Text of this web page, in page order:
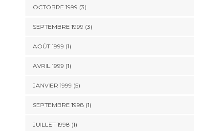
OCTOBRE 1999 (3)
SEPTEMBRE 1999 (3)
AOÛT 1999 (1)
AVRIL 1999 (1)
JANVIER 1999 (5)
SEPTEMBRE 1998 (1)
JUILLET 1998 (1)